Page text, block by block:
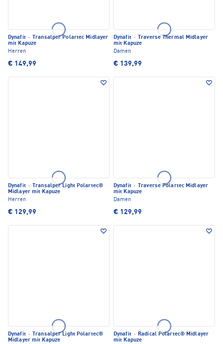
Dynafit ·
Transalper Polartec Midlayer
mit Kapuze
Herren
€ 149,99
Dynafit ·
Traverse Thermal Midlayer
mit Kapuze
Damen
€ 139,99
Dynafit ·
Transalper Light Polartec®
Midlayer mit Kapuze
Herren
€ 129,99
Dynafit ·
Traverse Polartec Midlayer
mit Kapuze
Damen
€ 129,99
Dynafit ·
Transalper Light Polartec®
Midlayer mit Kapuze
Dynafit · Radical Polartec® Midlayer
mit Kapuze